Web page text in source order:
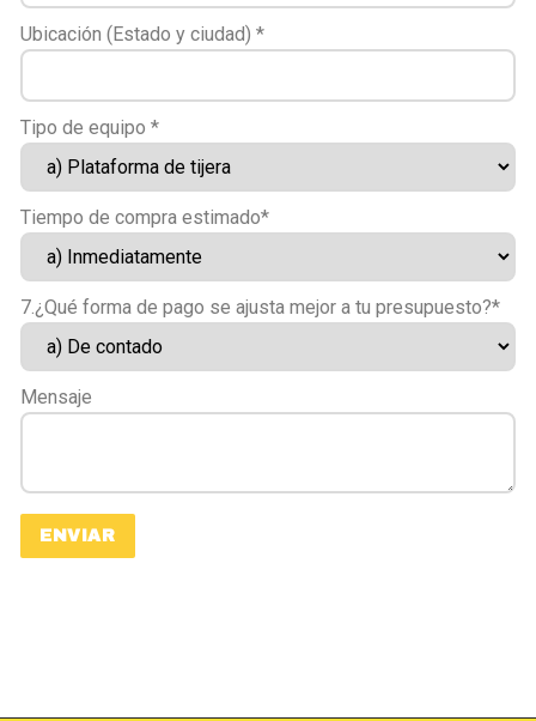
Ubicación (Estado y ciudad) *
Tipo de equipo *
Tiempo de compra estimado*
7.¿Qué forma de pago se ajusta mejor a tu presupuesto?*
Mensaje
ENVIAR